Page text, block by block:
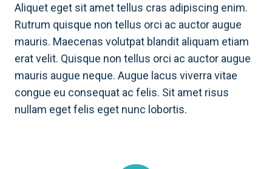
Aliquet eget sit amet tellus cras adipiscing enim.
Rutrum quisque non tellus orci ac auctor augue
mauris. Maecenas volutpat blandit aliquam etiam
erat velit. Quisque non tellus orci ac auctor augue
mauris augue neque. Augue lacus viverra vitae
congue eu consequat ac felis. Sit amet risus
nullam eget felis eget nunc lobortis.